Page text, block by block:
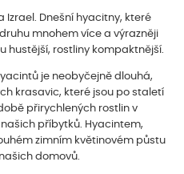
Izrael. Dnešní hyacitny, které
mnohem více a výrazněji
hustější, rostliny kompaktnější.
je neobyčejně dlouhá,
krasavic, které jsou po staletí
přirychlených rostlin v
příbytků. Hyacintem,
zimním květinovém půstu
domovů.